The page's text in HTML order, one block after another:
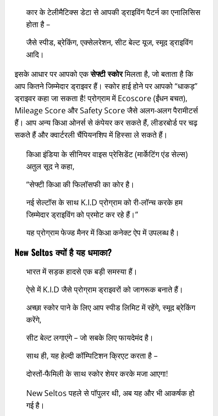
कार के टेलीमैटिक्स डेटा से आपकी ड्राइविंग पैटर्न का एनालिसिस
होता है –
जैसे स्पीड, ब्रेकिंग, एक्सेलरेशन, सीट बेल्ट यूज, स्मूद ड्राइविंग
आदि।
इसके आधार पर आपको एकसेफ्टी स्कोरमिलता है, जो बताता है कि
आप कितने जिम्मेदार ड्राइवर हैं। स्कोर हाई होने पर आपको “धाकड़”
ड्राइवर कहा जा सकता है! प्रोग्राम में Ecoscore (ईंधन बचत),
Mileage Score और Safety Score जैसे अलग-अलग पैरामीटर्स
हैं। आप अन्य किआ ओनर्स से कंपेयर कर सकते हैं, लीडरबोर्ड पर चढ़
सकते हैं और क्वार्टरली चैंपियनशिप में हिस्सा ले सकते हैं।
किआ इंडिया के सीनियर वाइस प्रेसिडेंट (मार्केटिंग एंड सेल्स)
अतुल सूद ने कहा,
“सेफ्टी किआ की फिलॉसफी का कोर है।
नई सेल्टॉस के साथ K.I.D प्रोग्राम को री-लॉन्च करके हम
जिम्मेदार ड्राइविंग को प्रमोट कर रहे हैं।”
यह प्रोग्राम फेज्ड मैनर में किआ कनेक्ट ऐप में उपलब्ध है।
New Seltosक्यों है यह धमाका?
भारत में सड़क हादसे एक बड़ी समस्या हैं।
ऐसे में K.I.D जैसे प्रोग्राम ड्राइवरों को जागरूक बनाते हैं।
अच्छा स्कोर पाने के लिए आप स्पीड लिमिट में रहेंगे, स्मूद ब्रेकिंग
करेंगे,
सीट बेल्ट लगाएंगे – जो सबके लिए फायदेमंद है।
साथ ही, यह हेल्दी कॉम्पिटिशन क्रिएट करता है –
दोस्तों-फैमिली के साथ स्कोर शेयर करके मजा आएगा!
New Seltos पहले से पॉपुलर थी, अब यह और भी आकर्षक हो
गई है।